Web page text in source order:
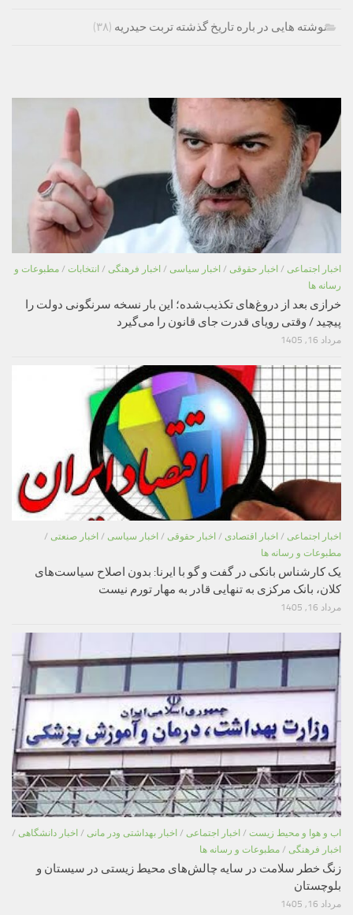
نوشته هایی در باره تاریخ گذشته تربت حیدریه (۳۸)
اخبار اجتماعی / اخبار حقوقی / اخبار سیاسی / اخبار فرهنگی / انتخابات / مطبوعات و
رسانه ها
خرازی بعد از دروغ‌های تکذیب‌شده؛ این بار نسخه سرنگونی دولت را
پیچید / وقتی رویای قدرت جای قانون را می‌گیرد
مرداد 16, 1405
اخبار اجتماعی / اخبار اقتصادی / اخبار حقوقی / اخبار سیاسی / اخبار صنعتی /
مطبوعات و رسانه ها
یک کارشناس بانکی در گفت و گو با ایرنا: بدون اصلاح سیاست‌های
کلان، بانک مرکزی به تنهایی قادر به مهار تورم نیست
مرداد 16, 1405
اب و هوا و محیط زیست / اخبار اجتماعی / اخبار بهداشتی ودر مانی / اخبار دانشگاهی /
اخبار فرهنگی / مطبوعات و رسانه ها
زنگ خطر سلامت در سایه چالش‌های محیط زیستی در سیستان و
بلوچستان
مرداد 16, 1405